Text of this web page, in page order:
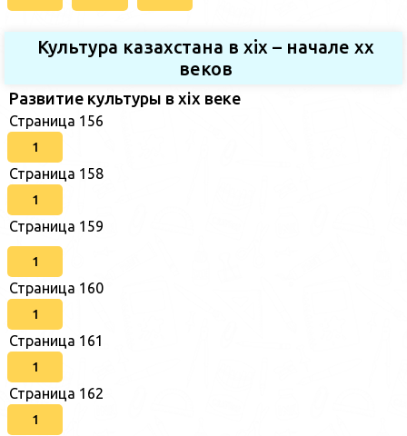
Культура казахстана в xix – начале хх
веков
Развитие культуры в xix веке
Страница 156
1
Страница 158
1
Страница 159
1
Страница 160
1
Страница 161
1
Страница 162
1